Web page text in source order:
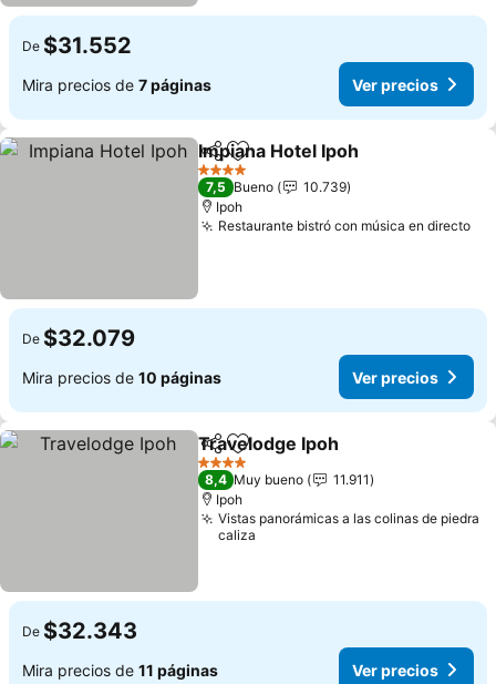
De $31.552
Mira precios de 7 páginas Ver precios
CompartirAgregar a favoritos
Impiana Hotel Ipoh
4 Estrellas
7,5 Bueno
10.739
Ipoh
Restaurante bistró con música en directo
De $32.079
Mira precios de 10 páginas Ver precios
Compartir
Agregar a favoritos
Travelodge Ipoh
4 Estrellas
8,4 Muy bueno
11.911
Ipoh
Vistas panorámicas a las colinas de piedra
caliza
De $32.343
Mira precios de 11 páginas Ver precios